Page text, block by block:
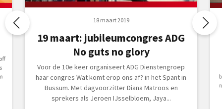
18 maart 2019
19 maart: jubileumcongres ADG
No guts no glory
Voor de 10e keer organiseert ADG Dienstengroep
haar congres Wat komt erop ons af? in het Spant in
Bussum. Met dagvoorzitter Diana Matroos en
sprekers als Jeroen IJsselbloem, Jaya...